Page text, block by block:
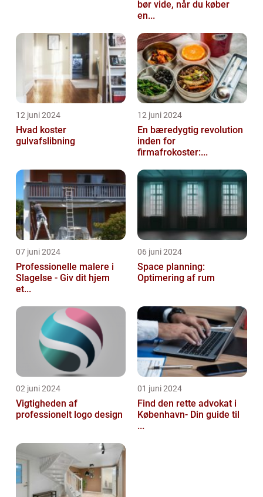
bør vide, når du køber
en...
12 juni 2024
Hvad koster
gulvafslibning
12 juni 2024
En bæredygtig revolution
inden for
firmafrokoster:...
07 juni 2024
Professionelle malere i
Slagelse - Giv dit hjem
et...
06 juni 2024
Space planning:
Optimering af rum
02 juni 2024
Vigtigheden af
professionelt logo design
01 juni 2024
Find den rette advokat i
København- Din guide til
...